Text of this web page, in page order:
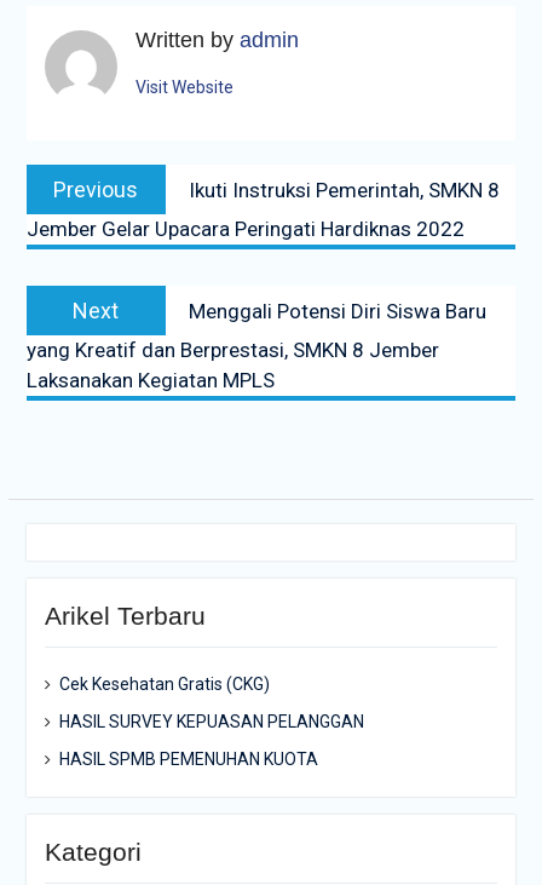
Written by admin
Visit Website
Navigasi
posPrevious
post:
Ikuti Instruksi Pemerintah, SMKN 8
Jember Gelar Upacara Peringati Hardiknas 2022
Next
post:
Menggali Potensi Diri Siswa Baru
yang Kreatif dan Berprestasi, SMKN 8 Jember
Laksanakan Kegiatan MPLS
Arikel Terbaru
Cek Kesehatan Gratis (CKG)
HASIL SURVEY KEPUASAN PELANGGAN
HASIL SPMB PEMENUHAN KUOTA
Kategori